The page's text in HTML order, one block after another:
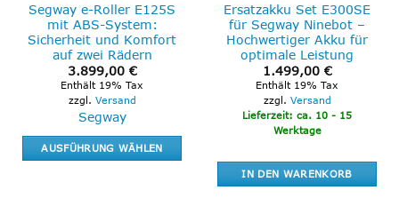
Segway e-Roller E125S
mit ABS-System:
Sicherheit und Komfort
auf zwei Rädern
3.899,00 €
Enthält 19% Tax
zzgl. Versand
Segway
AUSFÜHRUNG WÄHLEN
Ersatzakku Set E300SE
für Segway Ninebot –
Hochwertiger Akku für
optimale Leistung
1.499,00 €
Enthält 19% Tax
zzgl. Versand
Lieferzeit: ca. 10 - 15
Werktage
IN DEN WARENKORB